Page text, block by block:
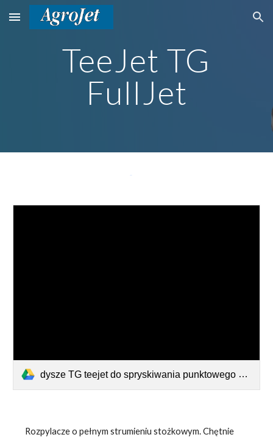
Skip to main content Skip to navigation
TeeJet TG
FullJet
dysze TG teejet do spryskiwania punktowego z dobrym pokryciem - rany zgorzelowe.pdf
Rozpylacze o pełnym strumieniu stożkowym. Chętnie